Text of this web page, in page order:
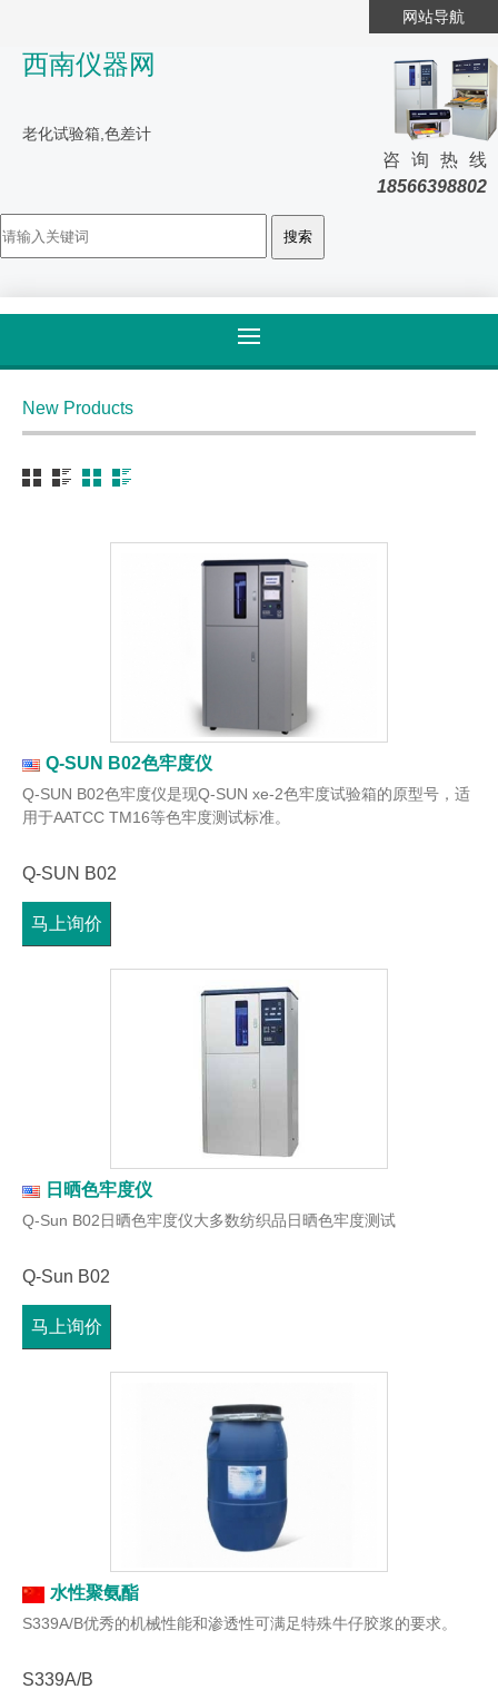
网站导航
西南仪器网
老化试验箱,色差计
咨询热线
18566398802
New Products
Q-SUN B02色牢度仪
Q-SUN B02色牢度仪是现Q-SUN xe-2色牢度试验箱的原型号，适
用于AATCC TM16等色牢度测试标准。
Q-SUN B02
马上询价
日晒色牢度仪
Q-Sun B02日晒色牢度仪大多数纺织品日晒色牢度测试
Q-Sun B02
马上询价
水性聚氨酯
S339A/B优秀的机械性能和渗透性可满足特殊牛仔胶浆的要求。
S339A/B